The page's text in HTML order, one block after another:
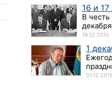
16 и
В честь
16.12.2015
1
01.12.2015